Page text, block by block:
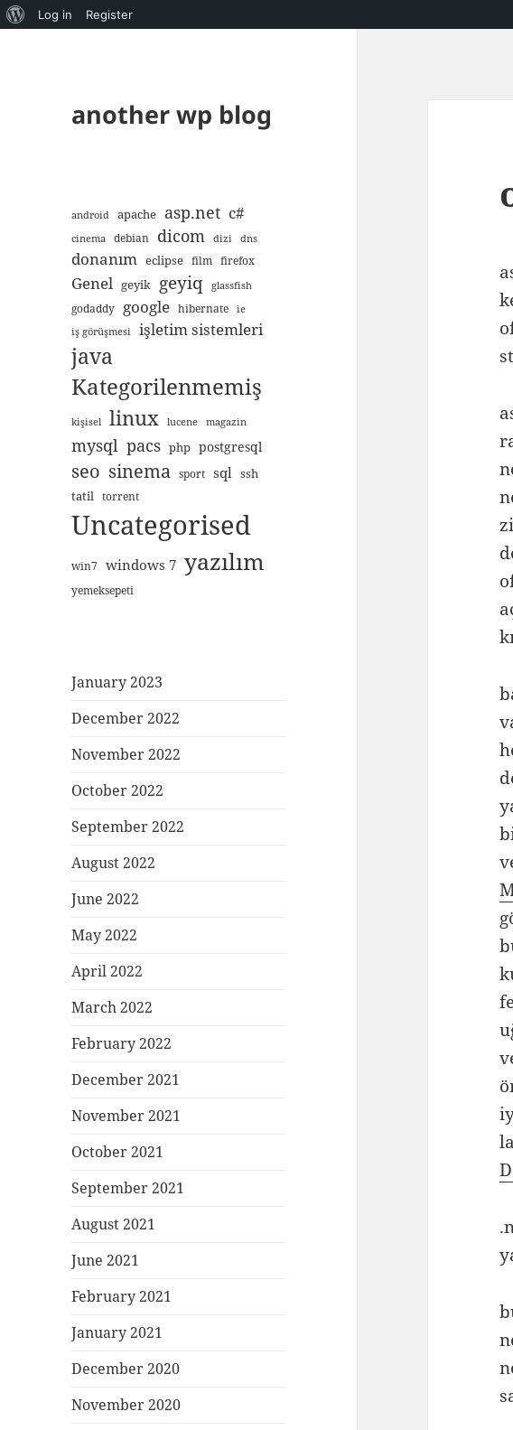
About
Log in Register
another wp blog
android apache asp.net c#
cinema debian dicom dizi dns
donanım eclipse film firefox
Genel geyik geyiq glassfish
godaddy google hibernate
ie
iş görüşmesi
işletim sistemleri
java
Kategorilenmemiş
kişisel linux lucene magazin
mysql pacs php postgresql
seo sinema sport sql ssh
tatil torrent
Uncategorised
win7 windows 7 yazılım
yemeksepeti
January 2023
December 2022
November 2022
October 2022
September 2022
August 2022
June 2022
May 2022
April 2022
March 2022
February 2022
December 2021
November 2021
October 2021
September 2021
August 2021
June 2021
February 2021
January 2021
December 2020
November 2020